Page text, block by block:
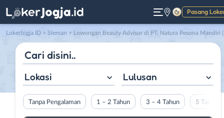
Pasang
Gelap
LokerJogja.ID > Sleman > Lowongan Beauty Advisor di PT. Natura Pesona Mandiri (Secret Garden)
Lokasi Lulusan
Tanpa Pengalaman 1 – 2 Tahun 3 – 4 Tahun 5 Tahun